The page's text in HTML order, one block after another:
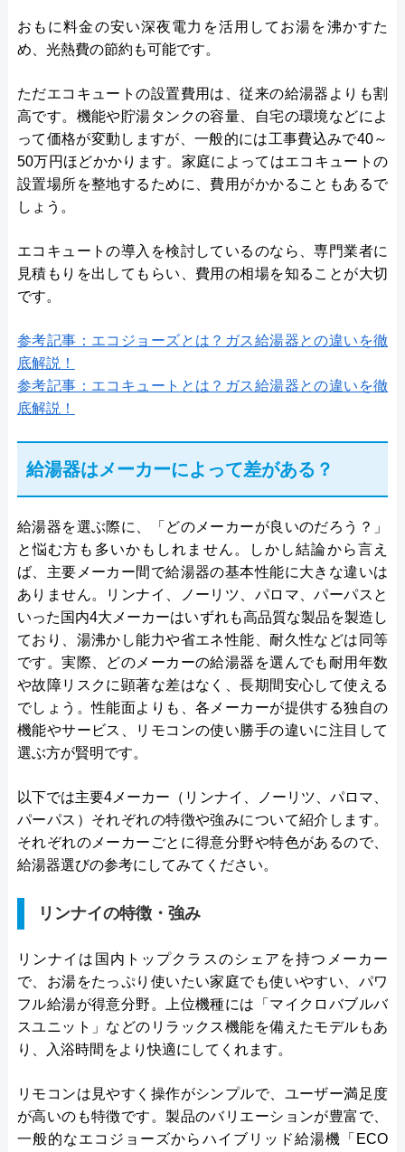
おもに料金の安い深夜電力を活用してお湯を沸かすた
め、光熱費の節約も可能です。
ただエコキュートの設置費用は、従来の給湯器よりも割
高です。機能や貯湯タンクの容量、自宅の環境などによ
って価格が変動しますが、一般的には工事費込みで40～
50万円ほどかかります。家庭によってはエコキュートの
設置場所を整地するために、費用がかかることもあるで
しょう。
エコキュートの導入を検討しているのなら、専門業者に
見積もりを出してもらい、費用の相場を知ることが大切
です。
参考記事：エコジョーズとは？ガス給湯器との違いを徹
底解説！
参考記事：エコキュートとは？ガス給湯器との違いを徹
底解説！
給湯器はメーカーによって差がある？
給湯器を選ぶ際に、「どのメーカーが良いのだろう？」
と悩む方も多いかもしれません。しかし結論から言え
ば、主要メーカー間で給湯器の基本性能に大きな違いは
ありません。リンナイ、ノーリツ、パロマ、パーパスと
いった国内4大メーカーはいずれも高品質な製品を製造し
ており、湯沸かし能力や省エネ性能、耐久性などは同等
です。実際、どのメーカーの給湯器を選んでも耐用年数
や故障リスクに顕著な差はなく、長期間安心して使える
でしょう。性能面よりも、各メーカーが提供する独自の
機能やサービス、リモコンの使い勝手の違いに注目して
選ぶ方が賢明です。
以下では主要4メーカー（リンナイ、ノーリツ、パロマ、
パーパス）それぞれの特徴や強みについて紹介します。
それぞれのメーカーごとに得意分野や特色があるので、
給湯器選びの参考にしてみてください。
リンナイの特徴・強み
リンナイは国内トップクラスのシェアを持つメーカー
で、お湯をたっぷり使いたい家庭でも使いやすい、パワ
フル給湯が得意分野。上位機種には「マイクロバブルバ
スユニット」などのリラックス機能を備えたモデルもあ
り、入浴時間をより快適にしてくれます。
リモコンは見やすく操作がシンプルで、ユーザー満足度
が高いのも特徴です。製品のバリエーションが豊富で、
一般的なエコジョーズからハイブリッド給湯機「ECO